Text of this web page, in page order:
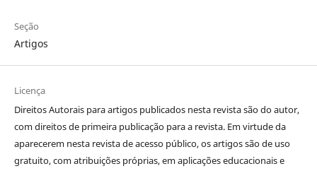
Seção
Artigos
Licença
Direitos Autorais para artigos publicados nesta revista são do autor,
com direitos de primeira publicação para a revista. Em virtude da
aparecerem nesta revista de acesso público, os artigos são de uso
gratuito, com atribuições próprias, em aplicações educacionais e